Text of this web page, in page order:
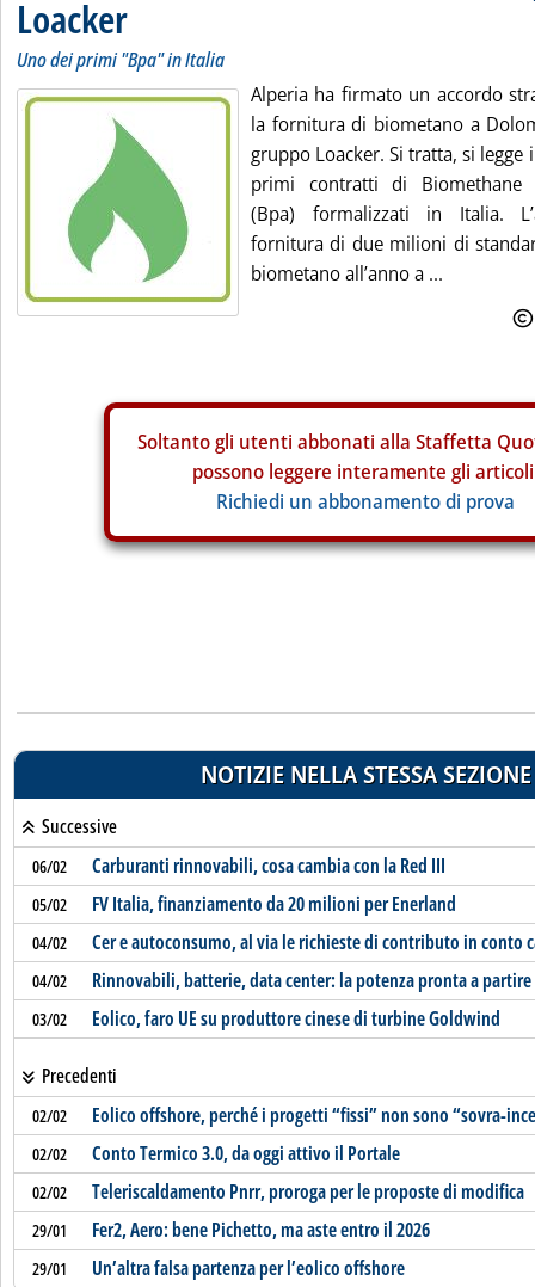
Loacker
Uno dei primi "Bpa" in Italia
Alperia ha firmato un accordo
la fornitura di biometano a
gruppo Loacker. Si tratta, si
primi contratti di Biomethane
(Bpa) formalizzati in Italia.
fornitura di due milioni di
biometano all’anno a ...
Soltanto gli utenti abbonati alla Staffetta
possono leggere interamente gli
Richiedi un abbonamento di prova
NOTIZIE NELLA STESSA SEZIONE
Successive
06/02 Carburanti rinnovabili, cosa cambia con la Red III
05/02 FV Italia, finanziamento da 20 milioni per Enerland
04/02 Cer e autoconsumo, al via le richieste di contributo in conto
04/02 Rinnovabili, batterie, data center: la potenza pronta a
03/02 Eolico, faro UE su produttore cinese di turbine Goldwind
Precedenti
02/02 Eolico offshore, perché i progetti “fissi” non sono “sovra-
02/02 Conto Termico 3.0, da oggi attivo il Portale
02/02 Teleriscaldamento Pnrr, proroga per le proposte di modifica
29/01 Fer2, Aero: bene Pichetto, ma aste entro il 2026
29/01 Un’altra falsa partenza per l’eolico offshore